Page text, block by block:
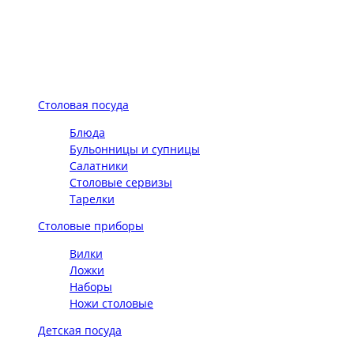
Столовая посуда
Блюда
Бульонницы и супницы
Салатники
Столовые сервизы
Тарелки
Столовые приборы
Вилки
Ложки
Наборы
Ножи столовые
Детская посуда